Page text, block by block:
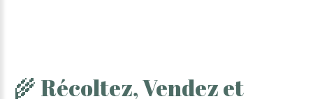
🌾 Récoltez,Vendezet